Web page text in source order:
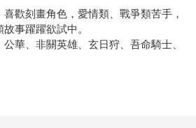
歡刻畫角色，愛情類、戰爭類苦手，
事躍躍欲試中。
華、非關英雄、玄日狩、吾命騎士、